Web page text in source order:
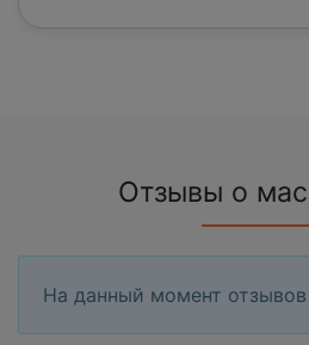
Отзывы о
На данный момент